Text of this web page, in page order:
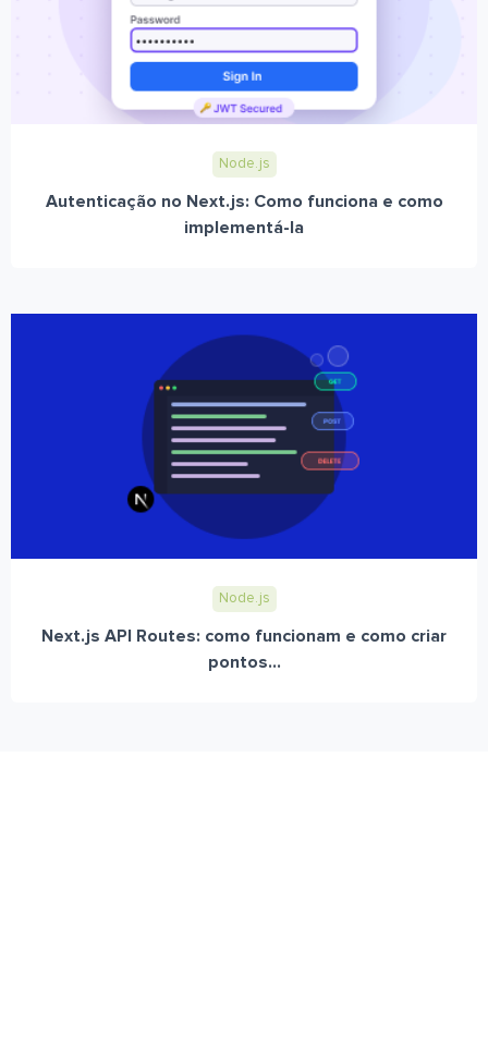
Node.js
Autenticação no Next.js: Como funciona e como
implementá-la
Node.js
Next.js API Routes: como funcionam e como criar
pontos...